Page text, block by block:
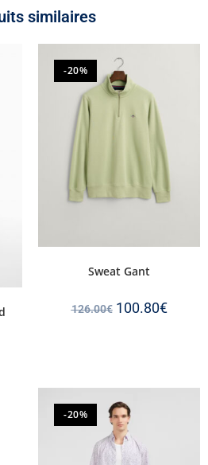
similaires
-20%
Sweat Gant
126.00€ 100.80€
-20%